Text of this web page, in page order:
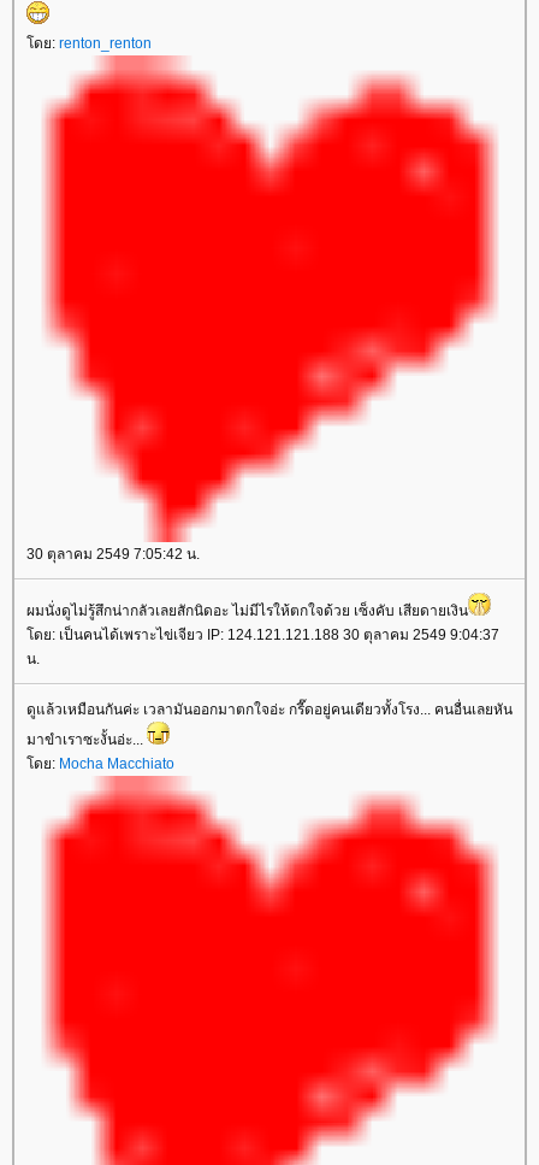
ดย: renton_renton
30 ตุลาคม 2549 7:05:42 น.
ผมนั่งดูไม่รู้สึกน่ากลัวเลยสักนิดอะ ไม่มีไรให้ตกใจด้วย เซ็งคับ เสียดายเงิน
ดย: เป็นคนได้เพราะไข่เจียว IP: 124.121.121.188 30 ตุลาคม 2549 9:04:37
น.
ดูแล้วเหมือนกันค่ะ เวลามันออกมาตกใจอ่ะ กรี๊ดอยู่คนเดียวทั้งโรง... คนอื่นเลยหัน
มาขำเราซะงั้นอ่ะ...
ดย: Mocha Macchiato